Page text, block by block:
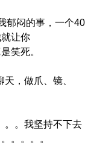
郁闷的事，一个40
让你
笑死。
，做爪、镜、
。。我坚持不下去
。。。。